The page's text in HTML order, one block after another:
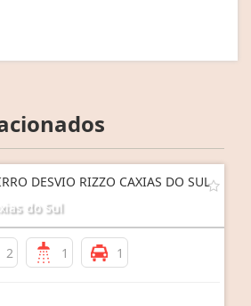
DESVIO RIZZO CAXIAS DO SUL
do Sul
2 1 1